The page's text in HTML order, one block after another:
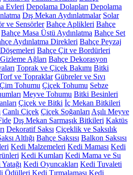
Evleri Depolama Dolapları Depolama
Dış Mekan Aydınlatmalar Solar
ve Sensörler Bahçe Aplikleri Bahçe
Bahçe Masa Üstü Aydınlatma Bahçe Set
Aydınlatma Direkleri Bahçe Peyzaj
Bahçe Çit ve Bordürleri
Ağları Bahçe Dekorasyon
Toprak ve Çiçek Bakımı Bitki
ve Topraklar Gübreler ve Sıvı
Çim Tohumu Çiçek Tohumu Sebze
Meyve Tohumu Bitki Besinleri
Çiçek ve Bitki İç Mekan Bitkileri
Canlı Çiçek Çiçek Soğanları Aşılı Meyve
Dış Mekan Sarmaşık Bitkileri Kaktüs
Dekoratif Saksı Çiçeklik ve Saksılık
Altlığı Bahçe Saksısı Balkon Saksısı
Kedi Malzemeleri Kedi Maması Kedi
Kedi Kumları Kedi Mama ve Su
Kedi Oyuncakları Kedi Tuvaleti
Ödülleri Kedi Tırmalaması Kedi